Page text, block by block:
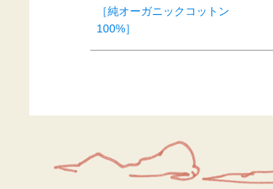
［純オーガニックコットン
100%］